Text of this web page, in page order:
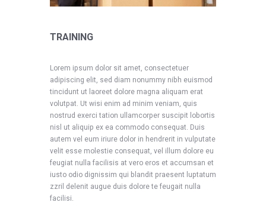
TRAINING
Lorem ipsum dolor sit amet, consectetuer
adipiscing elit, sed diam nonummy nibh euismod
tincidunt ut laoreet dolore magna aliquam erat
volutpat. Ut wisi enim ad minim veniam, quis
nostrud exerci tation ullamcorper suscipit lobortis
nisl ut aliquip ex ea commodo consequat. Duis
autem vel eum iriure dolor in hendrerit in vulputate
velit esse molestie consequat, vel illum dolore eu
feugiat nulla facilisis at vero eros et accumsan et
iusto odio dignissim qui blandit praesent luptatum
zzril delenit augue duis dolore te feugait nulla
facilisi.